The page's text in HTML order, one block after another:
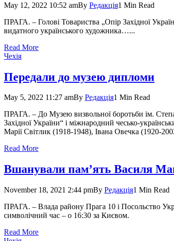
May 12, 2022 10:52 amBy Редакція1 Min Read
ПРАГА. – Голові Товариства „Опір Західної
видатного українського художника…...
Read More
Чехія
Передали до музею дипломи
May 5, 2022 11:27 amBy Редакція1 Min Read
ПРАГА. – До Музею визвольної боротьби ім.
Західної України“ і міжнародний чесько-
Марії Світлик (1918-1948), Івана Овечка (1920-
Read More
Вшанували пам’ять Василя
November 18, 2021 2:44 pmBy Редакція1 Min Read
ПРАГА. – Влада району Прага 10 і Посольство
символічний час – о 16:30 за Києвом.
Read More